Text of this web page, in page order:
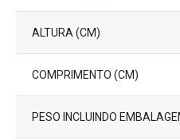
ALTURA (CM)
COMPRIMENTO (CM)
PESO INCLUINDO